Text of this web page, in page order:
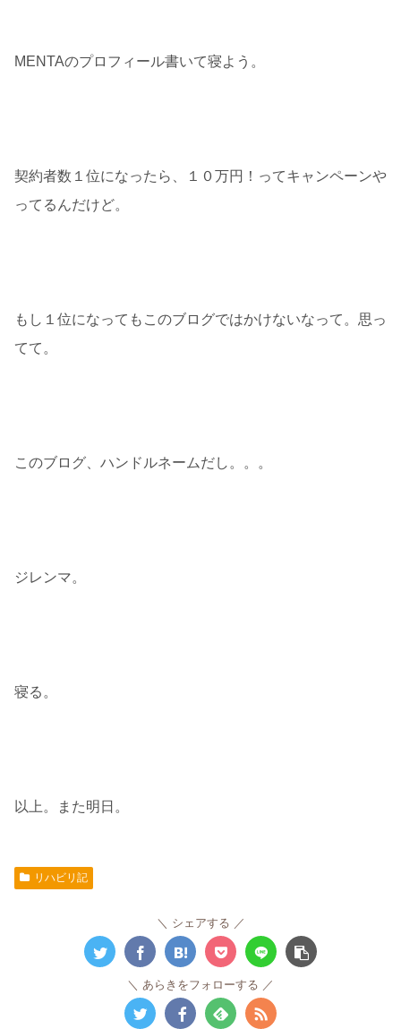
MENTAのプロフィール書いて寝よう。
契約者数１位になったら、１０万円！ってキャンペーンや
ってるんだけど。
もし１位になってもこのブログではかけないなって。思っ
てて。
このブログ、ハンドルネームだし。。。
ジレンマ。
寝る。
以上。また明日。
リハビリ記
シェアする
あらきをフォローする